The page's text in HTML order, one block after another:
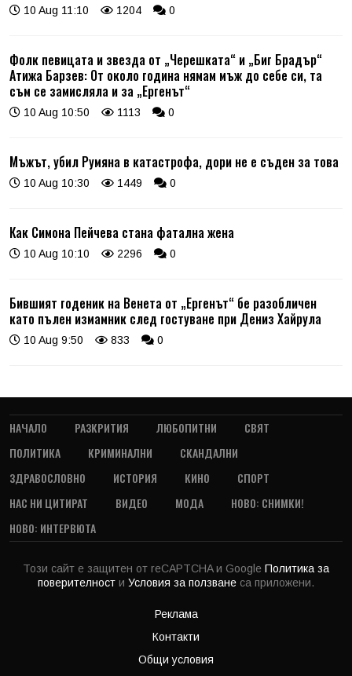
10 Aug 11:10 1204 0
Фолк певицата и звезда от „Черешката“ и „Биг Брадър“
Атижа Барзев: От около година нямам мъж до себе си, та
съм се замисляла и за „Ергенът“
10 Aug 10:50 1113 0
Мъжът, убил Румяна в катастрофа, дори не е съден за това
10 Aug 10:30 1449 0
Как Симона Пейчева стана фатална жена
10 Aug 10:10 2296 0
Бившият годеник на Венета от „Ергенът“ бе разобличен
като пълен измамник след гостуване при Дениз Хайрула
10 Aug 9:50 833 0
НАЧАЛО РАЗКРИТИЯ ЛЮБОПИТНИ
СВЯТ
ПОЛИТИКА
КРИМИНАЛНИ
СКАНДАЛНИ
ЗДРАВОСЛОВНО
ИСТОРИЯ КИНО
СПОРТ
НАС НИ ЦИТИРАТ
ВИДЕО МОДА
НОВО: СНИМКИ!
НОВО: ИНТЕРВЮТА
Този сайт е защитен от reCAPTCHA и Google Политика за
поверителност и Условия за ползване са приложени.
Реклама
Контакти
Общи условия